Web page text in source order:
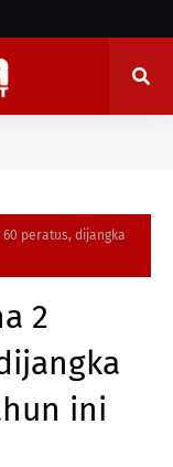
60 peratus, dijangka
2
ini